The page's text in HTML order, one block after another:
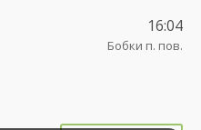
16:04
Бобки п. пов.